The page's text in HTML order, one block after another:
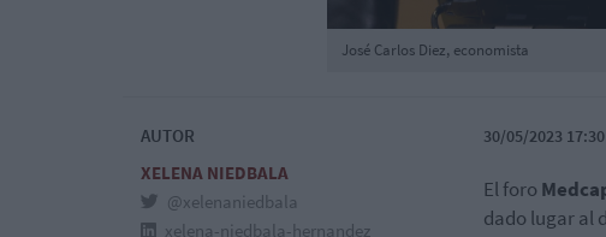
José Carlos Diez, economista
AUTOR
XELENA NIEDBALA
@xelenaniedbala
xelena-niedbala-hernandez
30/05/2023
El foro
dado lugar al